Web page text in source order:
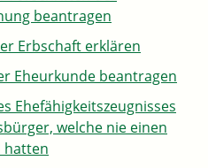
beantragen
Erbschaft erklären
Eheurkunde beantragen
Ehefähigkeitszeugnisses
welche nie einen
hatten